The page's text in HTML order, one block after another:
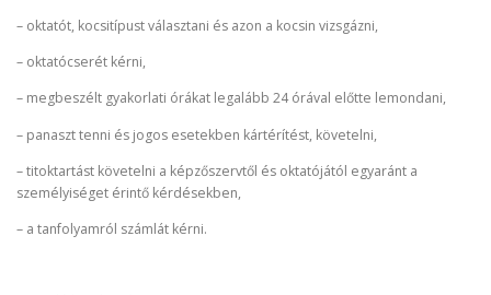
– oktatót, kocsitípust választani és azon a kocsin vizsgázni,
– oktatócserét kérni,
– megbeszélt gyakorlati órákat legalább 24 órával előtte lemondani,
– panaszt tenni és jogos esetekben kártérítést, követelni,
– titoktartást követelni a képzőszervtől és oktatójától egyaránt a
személyiséget érintő kérdésekben,
– a tanfolyamról számlát kérni.